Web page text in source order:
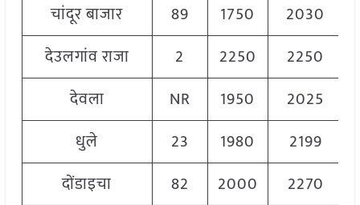
चांदूर बाजार
89 1750 2030
देउलगांव राजा
2 2250 2250
देवला
NR 1950 2025
धुले
23 1980 2199
दोंडाइचा
82 2000 2270